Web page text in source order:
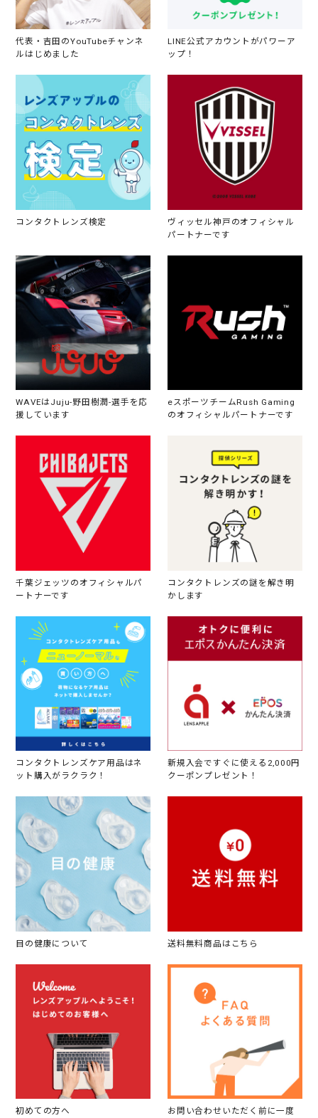
代表・吉田のYouTubeチャンネ
ルはじめました
LINE公式アカウントがパワーア
ップ！
コンタクトレンズ検定
ヴィッセル神戸のオフィシャル
パートナーです
WAVEはJuju-野田樹潤-選手を応
援しています
eスポーツチームRush Gaming
のオフィシャルパートナーです
千葉ジェッツのオフィシャルパ
ートナーです
コンタクトレンズの謎を解き明
かします
コンタクトレンズケア用品はネ
ット購入がラクラク！
新規入会ですぐに使える2,000円
クーポンプレゼント！
目の健康について 送料無料商品はこちら
初めての方へ
お問い合わせいただく前に一度